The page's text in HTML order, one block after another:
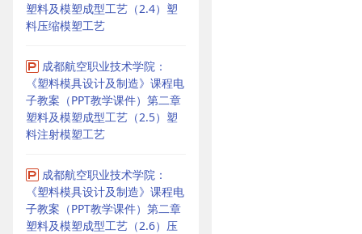
塑料及模塑成型工艺（2.4）塑
料压缩模塑工艺
成都航空职业技术学院：
《塑料模具设计及制造》课程电
子教案（PPT教学课件）第二章
塑料及模塑成型工艺（2.5）塑
料注射模塑工艺
成都航空职业技术学院：
《塑料模具设计及制造》课程电
子教案（PPT教学课件）第二章
塑料及模塑成型工艺（2.6）压